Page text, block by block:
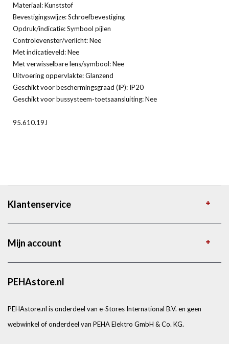
Materiaal: Kunststof
Bevestigingswijze: Schroefbevestiging
Opdruk/indicatie: Symbool pijlen
Controlevenster/verlicht: Nee
Met indicatieveld: Nee
Met verwisselbare lens/symbool: Nee
Uitvoering oppervlakte: Glanzend
Geschikt voor beschermingsgraad (IP): IP20
Geschikt voor bussysteem-toetsaansluiting: Nee
95.610.19J
Klantenservice
Mijn account
PEHAstore.nl
PEHAstore.nl is onderdeel van e-Stores International B.V. en geen
webwinkel of onderdeel van PEHA Elektro GmbH & Co. KG.